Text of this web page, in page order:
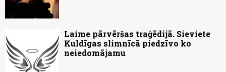
Laime pārvēršas traģēdijā. Sieviete
Kuldīgas slimnīcā piedzīvo ko
neiedomājamu